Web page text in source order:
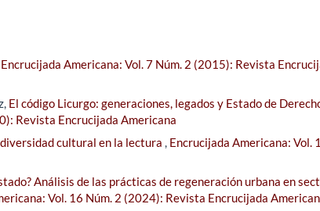
Encrucijada Americana: Vol. 7 Núm. 2 (2015): Revista
El código Licurgo: generaciones, legados y Estado de
Revista Encrucijada Americana
cultural en la lectura , Encrucijada Americana: Vol.
Análisis de las prácticas de regeneración urbana en
Vol. 16 Núm. 2 (2024): Revista Encrucijada